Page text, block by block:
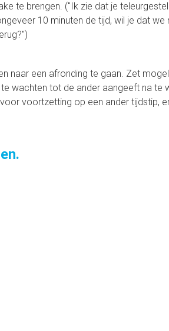
te brengen. ("Ik zie dat je
10 minuten de tijd, wil je dat we
naar een afronding te gaan. Zet
wachten tot de ander aangeeft na te
voortzetting op een ander tijdstip,